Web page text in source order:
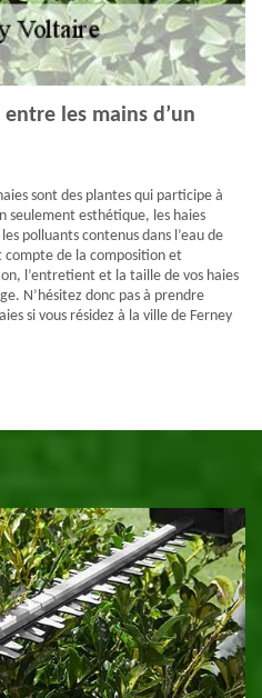
les mains d’un
sont des plantes qui participe à
seulement esthétique, les haies
polluants contenus dans l’eau de
compte de la composition et
l’entretient et la taille de vos haies
N’hésitez donc pas à prendre
si vous résidez à la ville de Ferney